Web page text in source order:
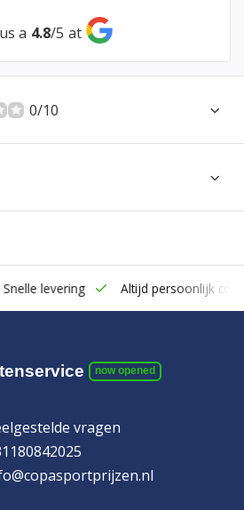
a 4.8/5 at
0/10
Snelle levering Altijd persoonlijk
now opened
vragen